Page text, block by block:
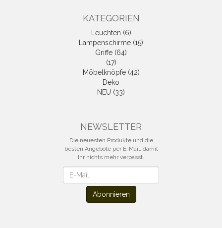
KATEGORIEN
Leuchten (6)
Lampenschirme (15)
Griffe (64)
(17)
Möbelknöpfe (42)
Deko
NEU (33)
NEWSLETTER
Die neuesten Produkte und die
besten Angebote per E-Mail, damit
Ihr nichts mehr verpasst.
Abonnieren